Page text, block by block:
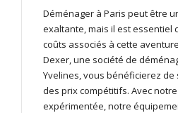
Déménager à Paris peut être
exaltante, mais il est essentiel
coûts associés à cette
Dexer, une société de
Yvelines, vous bénéficierez
des prix compétitifs. Avec
expérimentée, notre